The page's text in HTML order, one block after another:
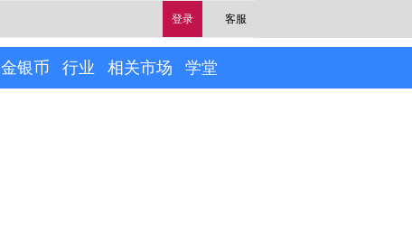
登录 客服
金银币 行业 相关市场 学堂